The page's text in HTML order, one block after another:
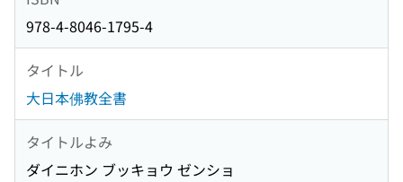
978-4-8046-1795-4
タイトル
大日本佛教全書
タイトルよみ
ダイニホン ブッキョウ ゼンショ